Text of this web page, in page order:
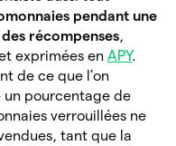
pendant une
récompenses,
exprimées en APY.
de ce que l’on
pourcentage de
verrouillées ne
tant que la